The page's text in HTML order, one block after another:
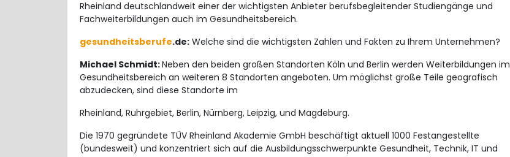
Rheinland deutschlandweit einer der wichtigsten Anbieter berufsbegleitender Studiengänge und
Fachweiterbildungen auch im Gesundheitsbereich.
gesundheitsberufe.de: Welche sind die wichtigsten Zahlen und Fakten zu Ihrem Unternehmen?
Michael Schmidt:Neben den beiden großen Standorten Köln und Berlin werden Weiterbildungen im
Gesundheitsbereich an weiteren 8 Standorten angeboten. Um möglichst große Teile geografisch
abzudecken, sind diese Standorte im
Rheinland, Ruhrgebiet, Berlin, Nürnberg, Leipzig, und Magdeburg.
Die 1970 gegründete TÜV Rheinland Akademie GmbH beschäftigt aktuell 1000 Festangestellte
(bundesweit) und konzentriert sich auf die Ausbildungsschwerpunkte Gesundheit, Technik, IT und